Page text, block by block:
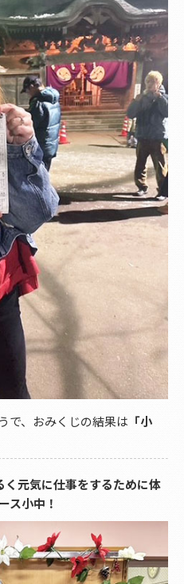
で、おみくじの結果は 「小
元気に仕事をするために体
ス小中！